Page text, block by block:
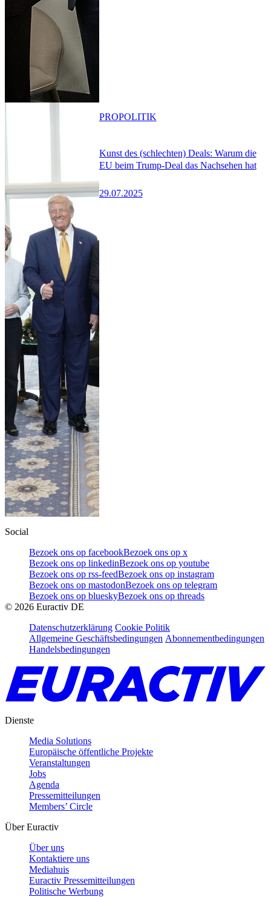
Kunst des (schlechten) Deals: Warum die
EU beim Trump-Deal das Nachsehen hat
29.07.2025
PROPOLITIK
Social
Bezoek ons op facebookBezoek ons op x
Bezoek ons op linkedinBezoek ons op youtube
Bezoek ons op rss-feedBezoek ons op instagram
Bezoek ons op mastodonBezoek ons op telegram
Bezoek ons op blueskyBezoek ons op threads
© 2026 Euractiv DE
Datenschutzerklärung Cookie Politik
Allgemeine Geschäftsbedingungen Abonnementbedingungen
Handelsbedingungen
Dienste
Media Solutions
Europäische öffentliche Projekte
Veranstaltungen
Jobs
Agenda
Pressemitteilungen
Members’ Circle
Über Euractiv
Über uns
Kontaktiere uns
Mediahuis
Euractiv Pressemitteilungen
Politische Werbung